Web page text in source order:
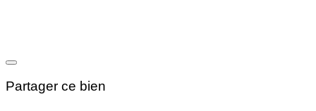
Partager ce bien